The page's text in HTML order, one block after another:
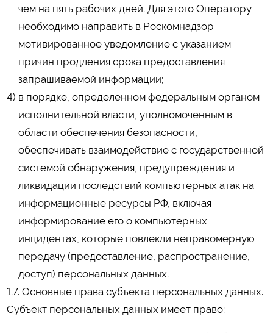
чем на пять рабочих дней. Для этого Оператору
необходимо направить в Роскомнадзор
мотивированное уведомление с указанием
причин продления срока предоставления
запрашиваемой информации;
в порядке, определенном федеральным органом
исполнительной власти, уполномоченным в
области обеспечения безопасности,
обеспечивать взаимодействие с государственной
системой обнаружения, предупреждения и
ликвидации последствий компьютерных атак на
информационные ресурсы РФ, включая
информирование его о компьютерных
инцидентах, которые повлекли неправомерную
передачу (предоставление, распространение,
доступ) персональных данных.
1.7. Основные права субъекта персональных данных.
Субъект персональных данных имеет право: